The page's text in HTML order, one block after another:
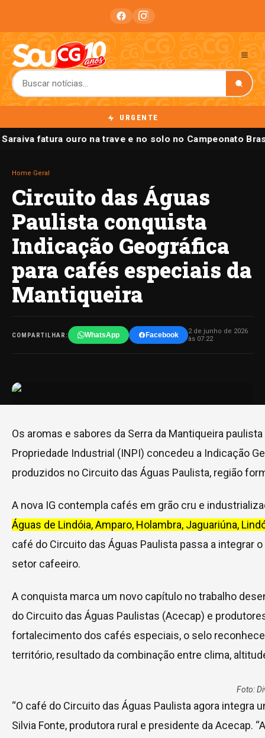
URGENTE
fatura ouro na trave e no solo no Campeonato
Home Geral
Circuito das Águas
Paulista conquista
Indicação Geográfica
para cafés especiais da
Mantiqueira
COMPARTILHAR: WhatsApp Facebook
2 de junho de 2026
às 07:22
Os aromas e sabores da Serra da Mantiqueira
Propriedade Industrial (INPI) concedeu a Indicação
produzidos no Circuito das Águas Paulista, região
A nova IG contempla cafés em grão cru e
Águas de Lindóia, Amparo, Holambra, Jaguariúna,
café do Circuito das Águas Paulista passa a integrar
setor cafeeiro.
A conquista marca um novo capítulo no trabalho
do Circuito das Águas Paulistas (Acecap) e
fortalecimento dos cafés especiais, o selo
território, resultado da combinação entre clima,
Foto:
“O café do Circuito das Águas Paulista agora integra
Silvia Fonte, produtora rural e presidente da Acecap.